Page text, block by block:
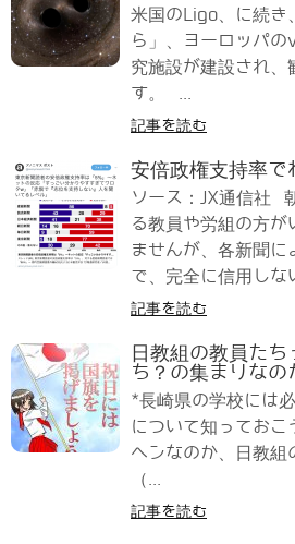
米国のLigo、に続き
ら」、ヨーロッパ
究施設が建設され、
す。 ...
記事を読む
安倍政権支持率で
ソース：JX通信社
る教員や労組の方
ませんが、各新聞に
で、完全に信用しな
記事を読む
日教組の教員た
ち？の集まりなの
*長崎県の学校には
について知ってお
ヘンなのか、日教組
（...
記事を読む